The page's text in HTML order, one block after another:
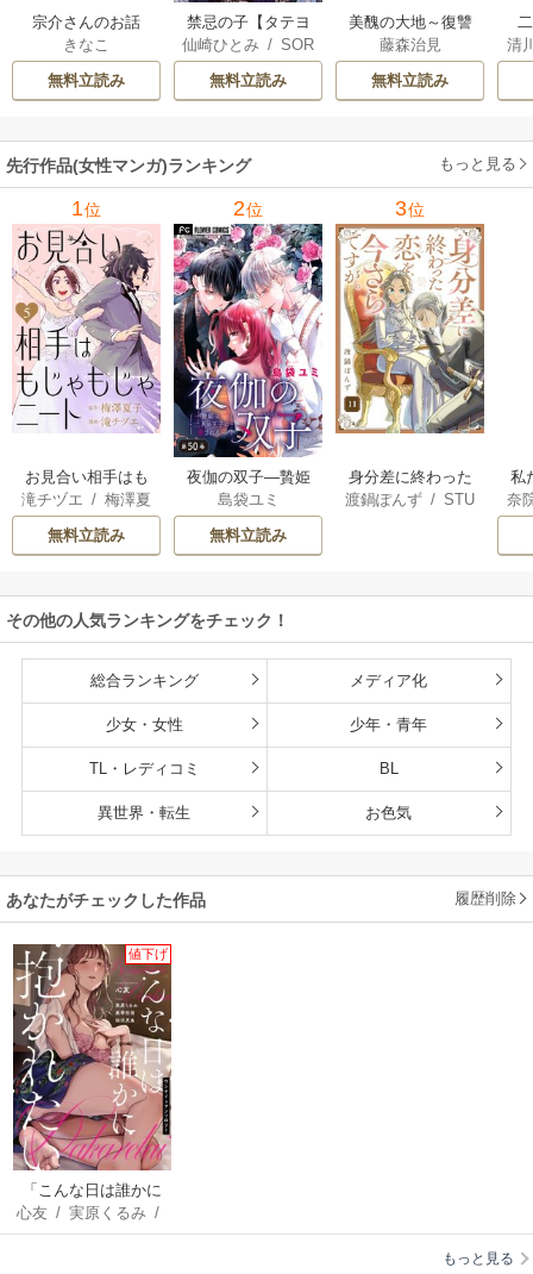
宗介さんのお話
きなこ
無料立読み
禁忌の子【タテヨ
ミ】
仙崎ひとみ /SOR
AJIMA
無料立読み
美醜の大地～復讐
のために顔を捨て
た女～（分冊版）
藤森治見
無料立読み
は
清
さ
先行作品(女性マンガ)ランキング もっと見る
1位
お見合い相手はも
じゃもじゃニート
滝チヅエ /梅澤夏
子（エブリスタ）
無料立読み
2位
夜伽の双子―贄姫
は二人の王子に愛
される―【マイク
ロ】
島袋ユミ
無料立読み
3位
身分差に終わった
恋を、今さらです
渡鍋ぽんず /STU
私
せ
奈
その他の人気ランキングをチェック！
総合ランキング メディア化
少女・女性 少年・青年
TL・レディコミ BL
異世界・転生 お色気
あなたがチェックした作品 履歴削除
値下げ
「こんな日は誰かに
抱かれたい」ワンナ
イトアンソロジー
心友 /実原くるみ /
黒帯形而/相沢真魚
もっと見る